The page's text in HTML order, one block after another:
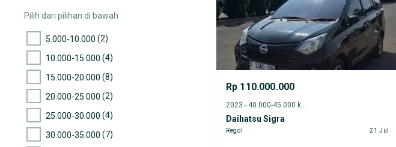
Pilih dari pilihan di bawah
5.000-10.000 (2)
10.000-15.000 (4)
15.000-20.000 (8)
20.000-25.000 (2)
25.000-30.000 (4)
30.000-35.000 (7)
Rp 110.000.000
Daihatsu Sigra
Regol 21 Jul